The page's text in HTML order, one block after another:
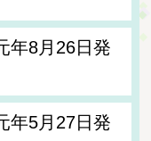
8月26日発
5月27日発